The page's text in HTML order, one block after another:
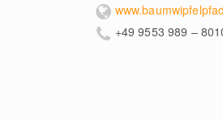
+49 9553 989 –